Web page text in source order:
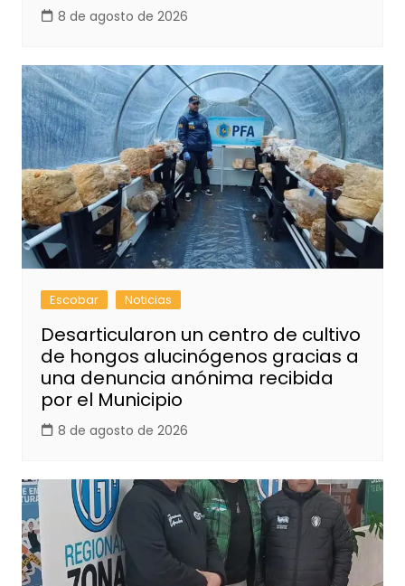
8 de agosto de 2026
Escobar Noticias
Desarticularon un centro de cultivo
de hongos alucinógenos gracias a
una denuncia anónima recibida
por el Municipio
8 de agosto de 2026